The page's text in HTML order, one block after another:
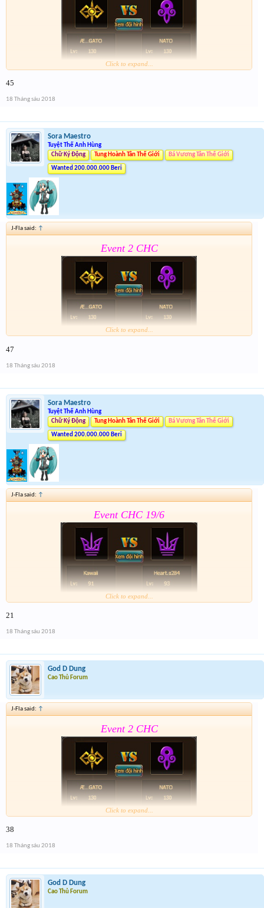
Event 2 nhé mọi người chú ý tham gia cả 2 event
Click to expand...
45
18 Tháng sáu 2018
Sora Maestro
Tuyệt Thế Anh Hùng
Chữ Ký Động
Tung Hoành Tân Thế Giới Bá Vương Tân Thế Giới
Wanted 200.000.000 Beri
J-Fla said: ↑
Event 2 CHC
Event 2 nhé mọi người chú ý tham gia cả 2 event
Click to expand...
47
18 Tháng sáu 2018
Sora Maestro
Tuyệt Thế Anh Hùng
Chữ Ký Động
Tung Hoành Tân Thế Giới Bá Vương Tân Thế Giới
Wanted 200.000.000 Beri
J-Fla said: ↑
Event CHC 19/6
Click to expand...
21
18 Tháng sáu 2018
God D Dung
Cao Thủ Forum
J-Fla said: ↑
Event 2 CHC
Event 2 nhé mọi người chú ý tham gia cả 2 event
Click to expand...
38
18 Tháng sáu 2018
God D Dung
Cao Thủ Forum